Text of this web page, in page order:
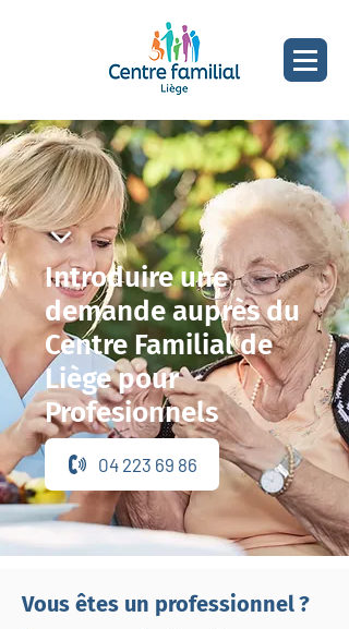
Introduire une
demande auprès du
Centre Familial de
Liège pour
Profesionnels
04 223 69 86
Vous êtes un professionnel ?